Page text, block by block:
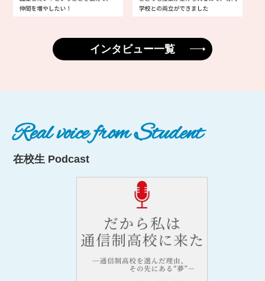
インタビュー一覧
Real voice from Student
在校生 Podcast